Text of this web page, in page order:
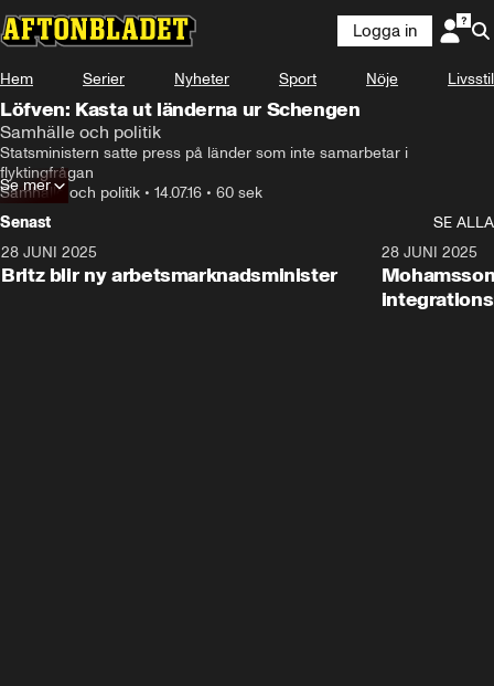
Logga in
Hem Serier Nyheter Sport Nöje Livsstil
Löfven: Kasta ut länderna ur Schengen
Samhälle och politik
Statsministern satte press på länder som inte samarbetar i
flyktingfrågan
Samhälle och politik • 14.07.16 • 60 sek
Se mer
Senast
SE ALLA
28 JUNI 2025
Britz blir ny arbetsmarknadsminister
28 JUNI 2025